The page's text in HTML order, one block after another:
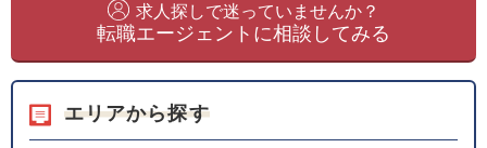
求人探しで迷っていませんか？
転職エージェントに相談してみる
エリアから探す